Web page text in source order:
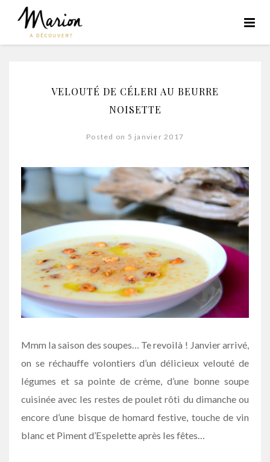
VELOUTÉ DE CÉLERI AU BEURRE
NOISETTE
Posted on 5 janvier 2017
Mmm la saison des soupes… Te revoilà ! Janvier arrivé,
on se réchauffe volontiers d’un délicieux velouté de
légumes et sa pointe de crème, d’une bonne soupe
cuisinée avec les restes de poulet rôti du dimanche ou
encore d’une bisque de homard festive, touche de vin
blanc et Piment d’Espelette après les fêtes…